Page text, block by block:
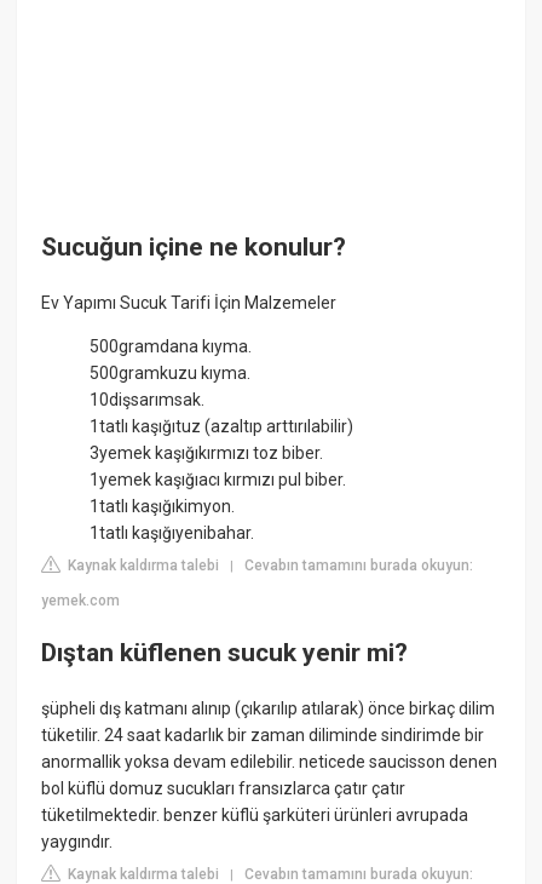
Sucuğun içine ne konulur?
Ev Yapımı Sucuk Tarifi İçin Malzemeler
500gramdana kıyma.
500gramkuzu kıyma.
10dişsarımsak.
1tatlı kaşığıtuz (azaltıp arttırılabilir)
3yemek kaşığıkırmızı toz biber.
1yemek kaşığıacı kırmızı pul biber.
1tatlı kaşığıkimyon.
1tatlı kaşığıyenibahar.
Kaynak kaldırma talebi |Cevabın tamamını burada okuyun:
yemek.com
Dıştan küflenen sucuk yenir mi?
şüpheli dış katmanı alınıp (çıkarılıp atılarak) önce birkaç dilim
tüketilir. 24 saat kadarlık bir zaman diliminde sindirimde bir
anormallik yoksa devam edilebilir. neticede saucisson denen
bol küflü domuz sucukları fransızlarca çatır çatır
tüketilmektedir. benzer küflü şarküteri ürünleri avrupada
yaygındır.
Kaynak kaldırma talebi |Cevabın tamamını burada okuyun: